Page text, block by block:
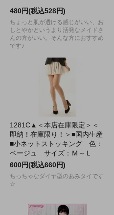
480円(税込528円)
ちょっと肌が透ける感じがいい、お
しとやかというより活発なメイドさ
んの方がいい。そんな方におすすめ
です♪
1281C▲＜本店在庫限定＞＜
即納！在庫限り！＞■国内生産
■小ネットストッキング 色：
ベージュ サイズ：Ｍ～Ｌ
600円(税込660円)
ちっちゃなダイヤ型のあみタイです
☆